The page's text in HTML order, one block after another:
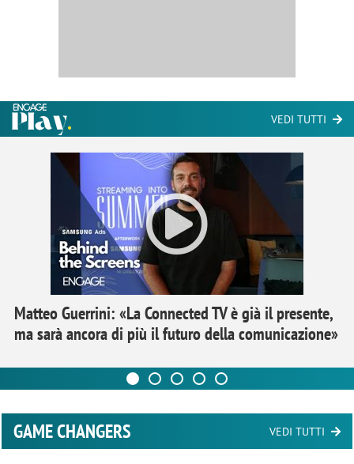
VEDI TUTTI
Matteo Guerrini: «La Connected TV è già il presente,
ma sarà ancora di più il futuro della comunicazione»
GAME CHANGERS VEDI TUTTI